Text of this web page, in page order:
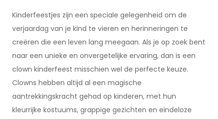
Kinderfeestjes zijn een speciale gelegenheid om de
verjaardag van je kind te vieren en herinneringen te
creëren die een leven lang meegaan. Als je op zoek bent
naar een unieke en onvergetelijke ervaring, dan is een
clown kinderfeest misschien wel de perfecte keuze.
Clowns hebben altijd al een magische
aantrekkingskracht gehad op kinderen, met hun
kleurrijke kostuums, grappige gezichten en eindeloze